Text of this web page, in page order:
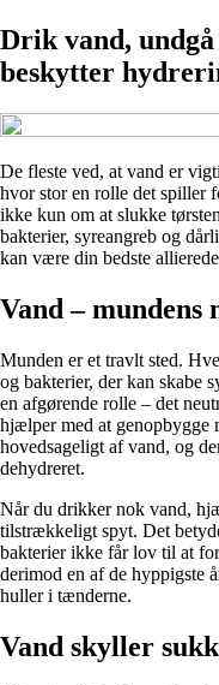
Drik vand,
beskytter
De fleste ved, at vand er
hvor stor en rolle det spiller
ikke kun om at slukke
bakterier, syreangreb og
kan være din bedste
Vand –
Munden er et travlt sted.
og bakterier, der kan skabe
en afgørende rolle – det
hjælper med at genopbygge
hovedsageligt af vand, og
dehydreret.
Når du drikker nok vand,
tilstrækkeligt spyt. Det
bakterier ikke får lov til at
derimod en af de hyppigste
huller i tænderne.
Vand skyller